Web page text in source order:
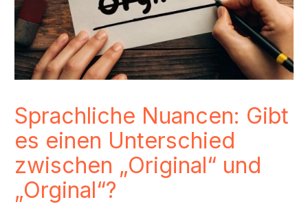
Sprachliche Nuancen: Gibt
es einen Unterschied
zwischen „Original“ und
„Orginal“?